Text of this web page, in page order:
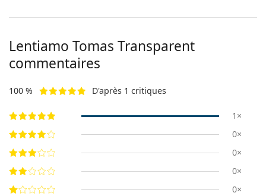
Lentiamo Tomas Transparent
commentaires
100 % D'après 1 critiques
1×
0×
0×
0×
0×